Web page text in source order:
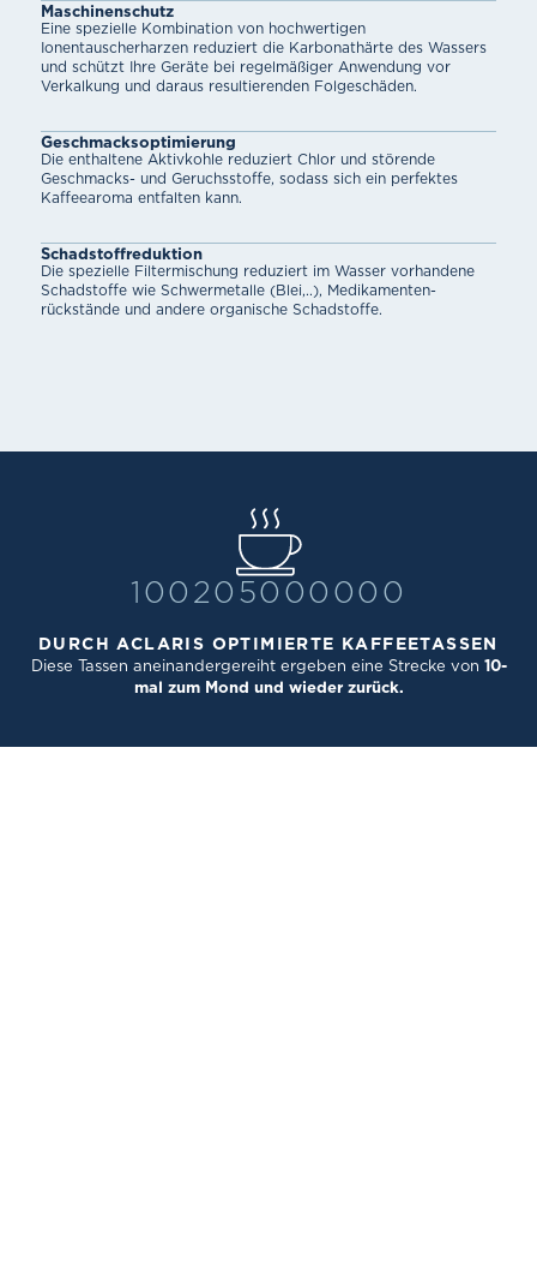
Maschinenschutz
Eine spezielle Kombination von hochwertigen
Ionentauscherharzen reduziert die Karbonathärte des Wassers
und schützt Ihre Geräte bei regelmäßiger Anwendung vor
Verkalkung und daraus resultierenden Folgeschäden.
Geschmacks­optimierung
Die enthaltene Aktivkohle reduziert Chlor und störende
Geschmacks- und Geruchsstoffe, sodass sich ein perfektes
Kaffeearoma entfalten kann.
Schadstoff­reduktion
Die spezielle Filtermischung reduziert im Wasser vorhandene
Schadstoffe wie Schwermetalle (Blei,..), Medikamenten­
rückstände und andere organische Schadstoffe.
DURCH ACLARIS OPTIMIERTE KAFFEETASSEN
100205000000
Diese Tassen aneinandergereiht ergeben eine Strecke von 10-
mal zum Mond und wieder zurück.